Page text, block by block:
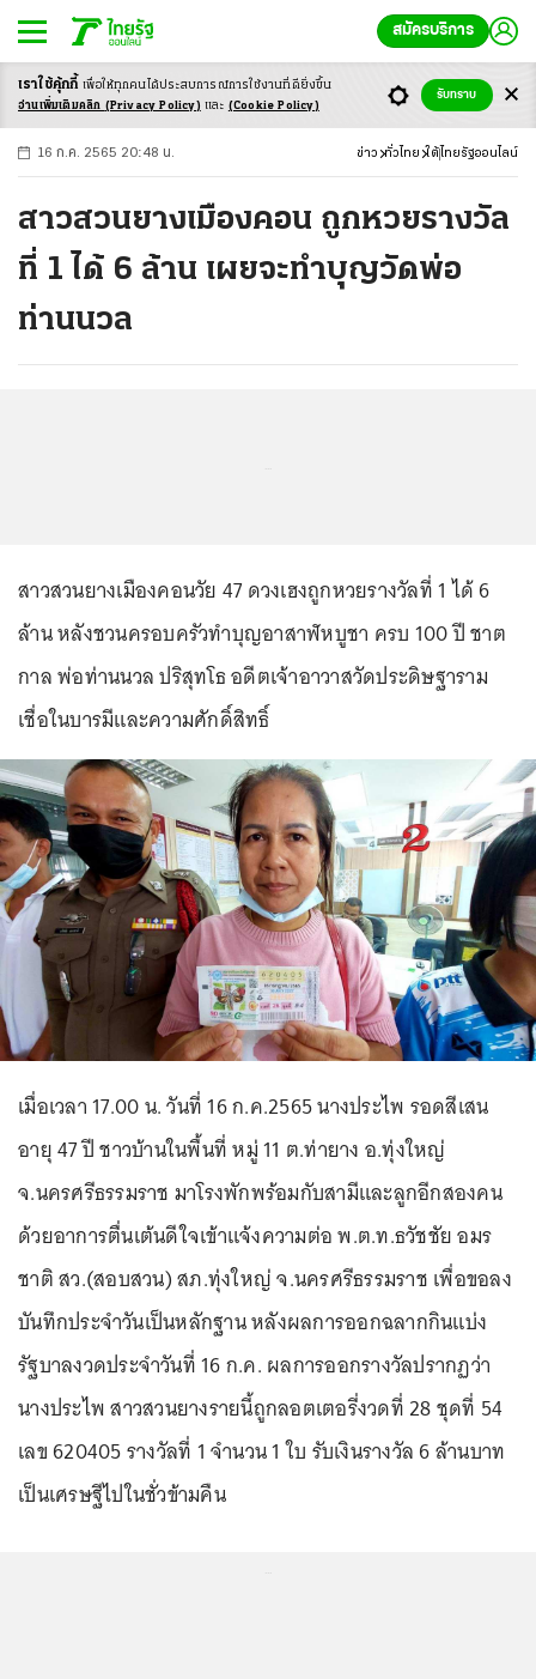
สมัครบริการ
-ก ก ก+
16 ก.ค. 2565 20:48 น. ข่าว ทั่วไทย ใต้ ไทยรัฐออนไลน์
สาวสวนยางเมืองคอน ถูกหวยรางวัล
ที่ 1 ได้ 6 ล้าน เผยจะทำบุญวัดพ่อ
ท่านนวล
สาวสวนยางเมืองคอนวัย 47 ดวงเฮงถูกหวยรางวัลที่ 1 ได้ 6
ล้าน หลังชวนครอบครัวทำบุญอาสาฬหบูชา ครบ 100 ปี ชาต
กาล พ่อท่านนวล ปริสุทโธ อดีตเจ้าอาวาสวัดประดิษฐาราม
เชื่อในบารมีและความศักดิ์สิทธิ์
เมื่อเวลา 17.00 น. วันที่ 16 ก.ค.2565 นางประไพ รอดสีเสน
อายุ 47 ปี ชาวบ้านในพื้นที่ หมู่ 11 ต.ท่ายาง อ.ทุ่งใหญ่
จ.นครศรีธรรมราช มาโรงพักพร้อมกับสามีและลูกอีกสองคน
ด้วยอาการตื่นเต้นดีใจเข้าแจ้งความต่อ พ.ต.ท.ธวัชชัย อมร
ชาติ สว.(สอบสวน) สภ.ทุ่งใหญ่ จ.นครศรีธรรมราช เพื่อขอลง
บันทึกประจำวันเป็นหลักฐาน หลังผลการออกฉลากกินแบ่ง
รัฐบาลงวดประจำวันที่ 16 ก.ค. ผลการออกรางวัลปรากฏว่า
นางประไพ สาวสวนยางรายนี้ถูกลอตเตอรี่งวดที่ 28 ชุดที่ 54
เลข 620405 รางวัลที่ 1 จำนวน 1 ใบ รับเงินรางวัล 6 ล้านบาท
เป็นเศรษฐีไปในชั่วข้ามคืน
เราใช้คุ้กกี้ เพื่อให้ทุกคนได้ประสบการณ์การใช้งานที่ดียิ่งขึ้น
อ่านเพิ่มเติมคลิก (Privacy Policy) และ (Cookie Policy)
รับทราบ